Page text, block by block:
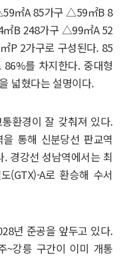
㎡A 85가구 △59㎡B 8
B 248가구 △99㎡A 52
2가구로 구성된다. 85
를 차지한다. 중대형
넓혔다는 설명이다.
환경이 잘 갖춰져 있다.
통해 신분당선 판교역
경강선 성남역에서는 최
(GTX)-A로 환승해 수서
년 준공을 앞두고 있다.
~강릉 구간이 이미 개통